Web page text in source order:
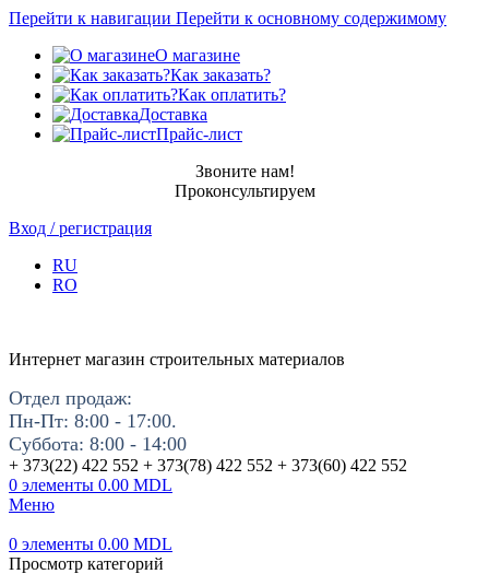
Перейти к навигации Перейти к основному содержимому
О магазине
Как заказать?
Как оплатить?
Доставка
Прайс-лист
Звоните нам!
Проконсультируем
Вход / регистрация
RU
RO
Интернет магазин строительных материалов
Отдел продаж:
Пн-Пт: 8:00 - 17:00.
Суббота: 8:00 - 14:00
+ 373(22) 422 552 + 373(78) 422 552 + 373(60) 422 552
0 элементы 0.00 MDL
Меню
0 элементы 0.00 MDL
Просмотр категорий